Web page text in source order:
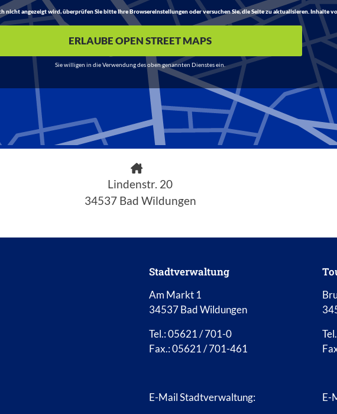
angezeigt wird, überprüfen Sie bitte Ihre Browsereinstellungen oder versuchen Sie, die Seite zu aktualisieren. Inhalte
ERLAUBE OPEN STREET MAPS
Sie willigen in die Verwendung des oben genannten Dienstes ein.
Lindenstr. 20
34537 Bad Wildungen
Stadtverwaltung
Am Markt 1
34537 Bad Wildungen
Tel.: 05621 / 701-0
Fax.: 05621 / 701-461
E-Mail Stadtverwaltung: E-